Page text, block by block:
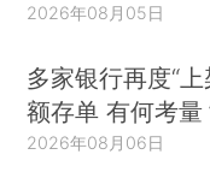
2026年08月05日
多家银行再度“
额存单 有何考量
2026年08月06日